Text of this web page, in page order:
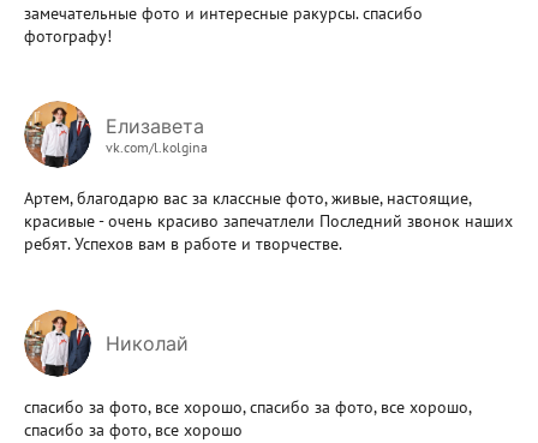
замечательные фото и интересные ракурсы. спасибо
фотографу!
Елизавета
vk.com/l.kolgina
Артем, благодарю вас за классные фото, живые, настоящие,
красивые - очень красиво запечатлели Последний звонок наших
ребят. Успехов вам в работе и творчестве.
Николай
спасибо за фото, все хорошо, спасибо за фото, все хорошо,
спасибо за фото, все хорошо